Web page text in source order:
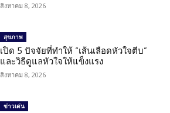
สิงหาคม 8, 2026
สุขภาพ
เปิด 5 ปัจจัยที่ทำให้ “เส้นเลือดหัวใจตีบ”
และวิธีดูแลหัวใจให้แข็งแรง
สิงหาคม 8, 2026
ข่าวเด่น